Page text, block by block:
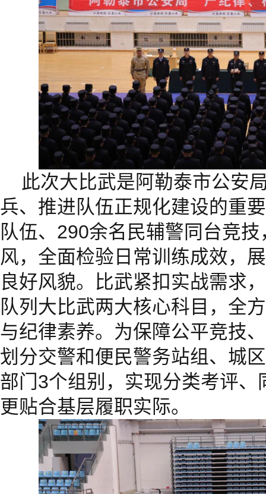
此次大比武是阿勒泰市公安
兵、推进队伍正规化建设的重
队伍、290余名民辅警同台竞
风，全面检验日常训练成效，
良好风貌。比武紧扣实战需求
队列大比武两大核心科目，全
与纪律素养。为保障公平竞技
划分交警和便民警务站组、城
部门3个组别，实现分类考评
更贴合基层履职实际。